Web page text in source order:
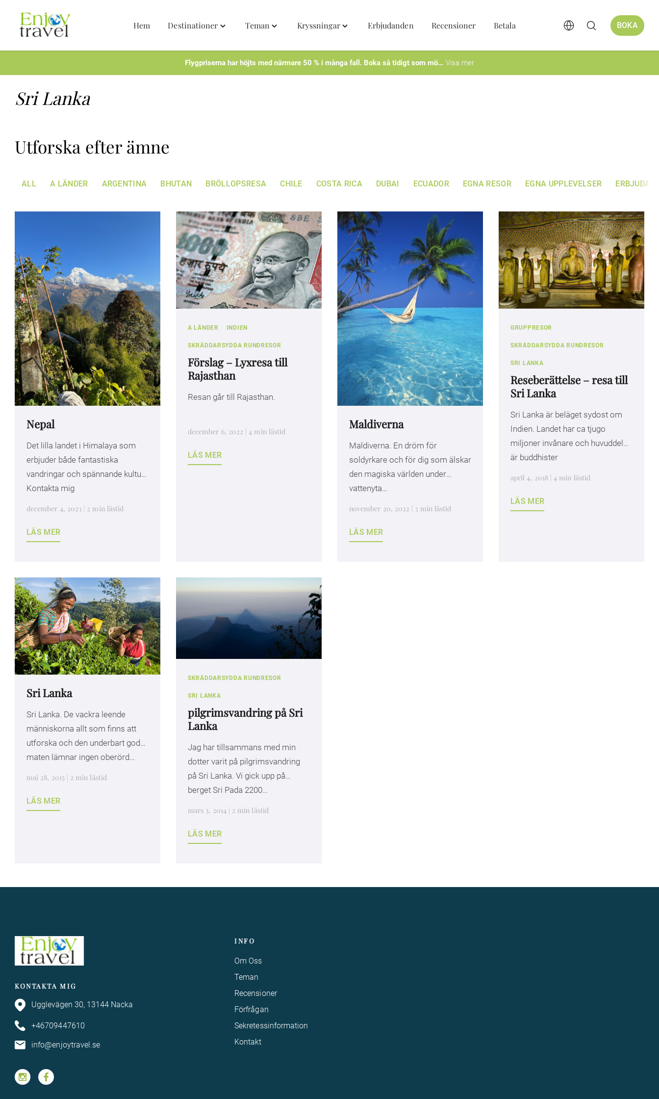
Hoppa
Hem Destinationer Teman
Toggle
Kryssningar Erbjudanden Recensioner Betala BOKA
Flygpriserna har höjts med närmare 50 % i många fall. Boka så tidigt som mö Visa mer
Sri Lanka
Utforska efter ämne
ALL A LÄNDER ARGENTINA BHUTAN BRÖLLOPSRESA CHILE COSTA RICA DUBAI ECUADOR EGNA RESOR EGNA UPPLEVELSER
Nepal
Det lilla landet i Himalaya som
erbjuder både fantastiska
vandringar och spännande kultur.
Kontakta mig
december 4, 2023 | 2 min lästid
LÄS MER
A LÄNDER INDIEN
SKRÄDDARSYDDA RUNDRESOR
Förslag – Lyxresa till
Rajasthan
Resan går till Rajasthan.
december 6, 2022 | 4 min lästid
LÄS MER
Maldiverna
Maldiverna. En dröm för
soldyrkare och för dig som älskar
den magiska världen under
vattenyta…
november 20, 2022 | 3 min lästid
LÄS MER
GRUPPRESOR
SKRÄDDARSYDDA RUNDRESOR
SRI LANKA
Reseberättelse – resa till
Sri Lanka
Sri Lanka är beläget sydost om
Indien. Landet har ca tjugo
miljoner invånare och huvuddelen
är buddhister
april 4, 2018 | 4 min lästid
LÄS MER
Sri Lanka
Sri Lanka. De vackra leende
människorna allt som finns att
utforska och den underbart goda
maten lämnar ingen oberörd…
maj 28, 2015 | 2 min lästid
LÄS MER
SKRÄDDARSYDDA RUNDRESOR
SRI LANKA
pilgrimsvandring på Sri
Lanka
Jag har tillsammans med min
dotter varit på pilgrimsvandring
på Sri Lanka. Vi gick upp på
berget Sri Pada 2200…
mars 3, 2014 | 2 min lästid
LÄS MER
KONTAKTA MIG
Ugglevägen 30, 13144 Nacka
+46709447610
info@enjoytravel.se
INFO
Om Oss
Teman
Recensioner
Förfrågan
Sekretessinformation
Kontakt